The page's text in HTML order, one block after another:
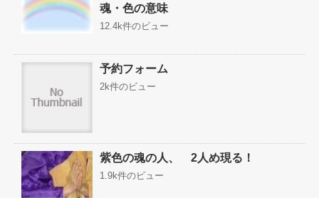
魂・色の意味
12.4k件のビュー
予約フォーム
2k件のビュー
紫色の魂の人、 2人め現る！
1.9k件のビュー